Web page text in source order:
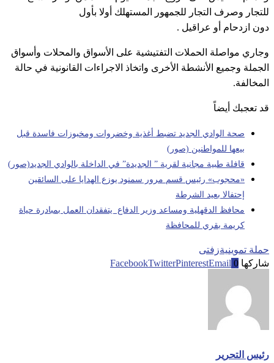
للتجار وصرف التجار للجمهور المستهلك أولا بأول
دون ازدحام أو عراقيل .
وجاري مواصلة الحملات التفتيشية على الأسواق والمحلات وأسواق
الجملة وجميع الأنشطة الأخرى واتخاذ الاجراءات القانونية في حالة
المخالفة.
قد تعجبك أيضاً
صحة الوادي الجديد تضبط أغذية وخضروات ومخبوزات فاسدة قبل
بيعها للمواطنين (صور)
قافلة طبية مجانية لقرية ” الجديدة” في الداخلة بالوادي الجديد(صور)
«محجوب» رئيس قسم مرور سمنود يوزع الهدايا على السائقين
إحتفالا بعيد الشرطة
محافظ الدقهلية ومساعد وزير الدفاع يتفقدان العمل بمبادرة حياة
كريمة بقري للمحافظة
حملة تموينيةزفتى
شاركها 0
FacebookTwitterPinterestEmail
رئيس التحرير